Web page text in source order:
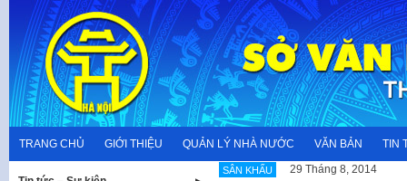
content
TRANG CHỦ GIỚI THIỆU QUẢN LÝ NHÀ NƯỚC VĂN BẢN TIN
SÂN KHẤU 29 Tháng 8, 2014